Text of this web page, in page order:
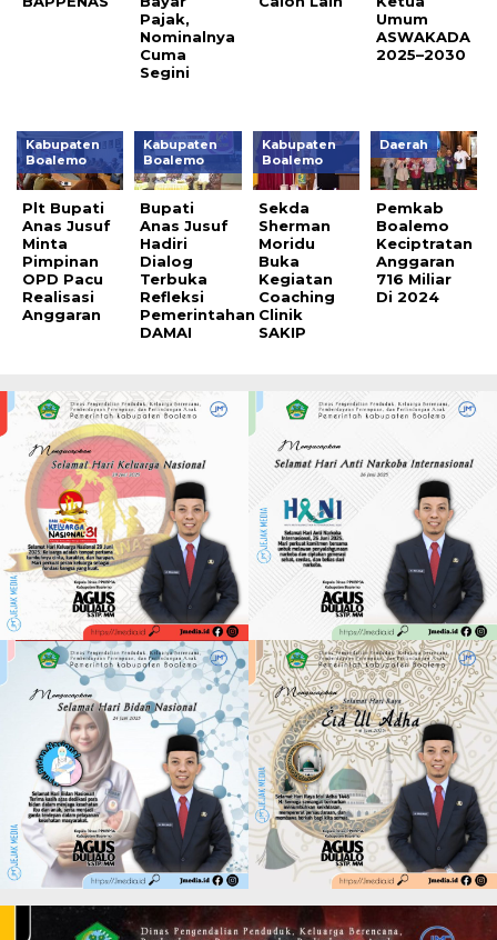
Pajak,
Nominalnya
Cuma
Segini
Umum
ASWAKADA
2025–2030
Kabupaten
Boalemo
Plt Bupati
Anas Jusuf
Minta
Pimpinan
OPD Pacu
Realisasi
Anggaran
Kabupaten
Boalemo
Bupati
Anas Jusuf
Hadiri
Dialog
Terbuka
Refleksi
Pemerintahan
DAMAI
Kabupaten
Boalemo
Sekda
Sherman
Moridu
Buka
Kegiatan
Coaching
Clinik
SAKIP
Daerah
Pemkab
Boalemo
Keciptratan
Anggaran
716 Miliar
Di 2024